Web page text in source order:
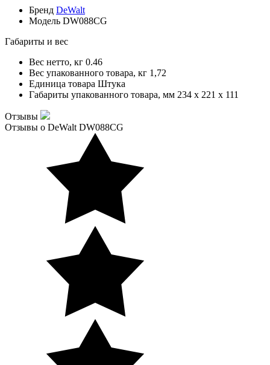
Бренд DeWalt
Модель DW088CG
Габариты и вес
Вес нетто, кг 0.46
Вес упакованного товара, кг 1,72
Единица товара Штука
Габариты упакованного товара, мм 234 x 221 x 111
Отзывы
Отзывы о DeWalt DW088CG